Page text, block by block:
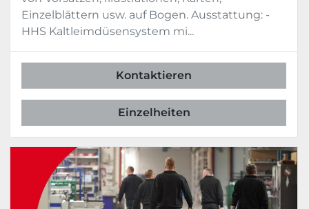
Fälzelanform- und Anreibestation
Technische Spezifikationen:
Mechanische Laufleistung: bis zu 70
Formatbereich unbeschnitten und
abgepresst max.: 510 x 320 x 80 mm
Formatbereich unbeschnitten und
abgepresst min.: 100 x  90 x  3 mm
Trockenförderstrecke
Einspuriger Stehendtransport mit IR-
Heizung
Einzelblättern usw. auf Bogen. Ausstattung: -
HHS Kaltleimdüsensystem mi...
Kontaktieren
Einzelheiten